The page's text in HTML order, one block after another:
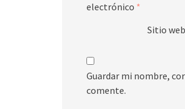
electrónico *
Sitio web
Guardar mi nombre,
comente.